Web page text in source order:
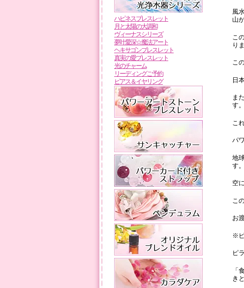
ハピネスブレスレット
月と太陽の大調和
ヴィーナスシリーズ
夢叶愛深☆魔法アート
ヘキサゴンブレスレット
真実の愛ブレスレット
光のチャーム
リーディングご予約
ピアス＆イヤリング
風
山
こ
り
こ
日
ま
す。
こ
パ
地
す。
空
こ
お
※
ピ
「
き